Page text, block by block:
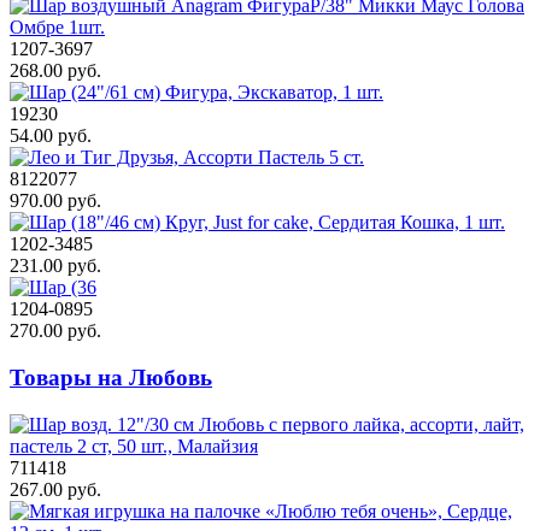
1207-3697
268.00 руб.
19230
54.00 руб.
8122077
970.00 руб.
1202-3485
231.00 руб.
1204-0895
270.00 руб.
Товары на Любовь
711418
267.00 руб.